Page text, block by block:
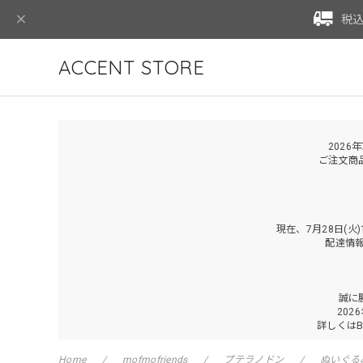
税
ACCENT STORE
2026年
ご注文商
現在、7月28日(火
配達情
誠に
2026
詳しくは
Home mofmofriends プテラノドン ぬいぐる